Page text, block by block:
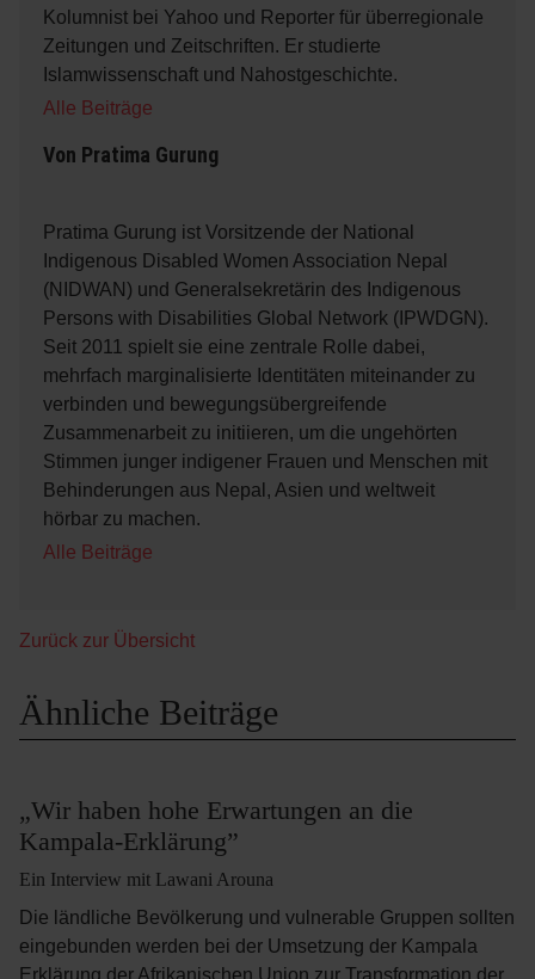
Kolumnist bei Yahoo und Reporter für überregionale
Zeitungen und Zeitschriften. Er studierte
Islamwissenschaft und Nahostgeschichte.
Alle Beiträge
Von Pratima Gurung
Pratima Gurung ist Vorsitzende der National
Indigenous Disabled Women Association Nepal
(NIDWAN) und Generalsekretärin des Indigenous
Persons with Disabilities Global Network (IPWDGN).
Seit 2011 spielt sie eine zentrale Rolle dabei,
mehrfach marginalisierte Identitäten miteinander zu
verbinden und bewegungsübergreifende
Zusammenarbeit zu initiieren, um die ungehörten
Stimmen junger indigener Frauen und Menschen mit
Behinderungen aus Nepal, Asien und weltweit
hörbar zu machen.
Alle Beiträge
Zurück zur Übersicht
Ähnliche Beiträge
„Wir haben hohe Erwartungen an die
Kampala-Erklärung”
Ein Interview mit Lawani Arouna
Die ländliche Bevölkerung und vulnerable Gruppen sollten
eingebunden werden bei der Umsetzung der Kampala
Erklärung der Afrikanischen Union zur Transformation der